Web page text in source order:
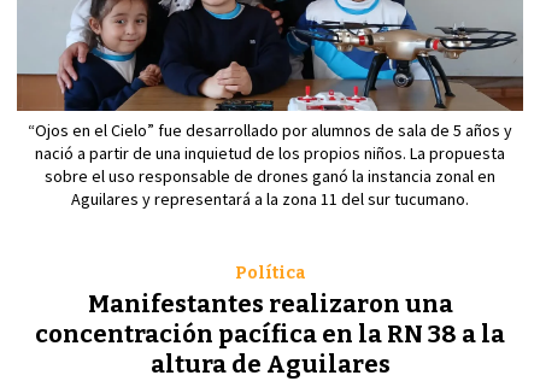
“Ojos en el Cielo” fue desarrollado por alumnos de sala de 5 años y
nació a partir de una inquietud de los propios niños. La propuesta
sobre el uso responsable de drones ganó la instancia zonal en
Aguilares y representará a la zona 11 del sur tucumano.
Manifestantes realizaron una
concentración pacífica en la RN 38 a la
altura de Aguilares
Política